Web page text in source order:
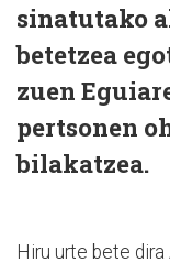
sinatutako
betetzea
zuen
pertsonen
bilakatzea.
Hiru urte bete